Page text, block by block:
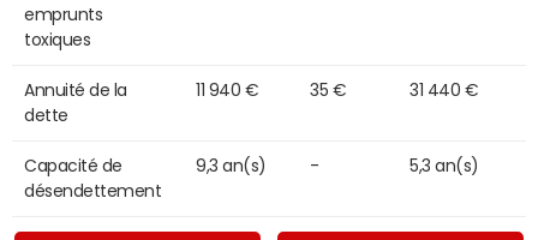
emprunts
toxiques
Annuité de la
dette
11 940 € 35 € 31 440 €
Capacité de
désendettement
9,3 an(s) - 5,3 an(s)